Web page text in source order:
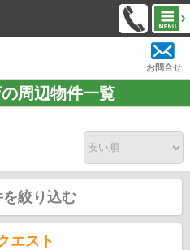
お問合せ
周辺物件一覧
絞り込む
エスト